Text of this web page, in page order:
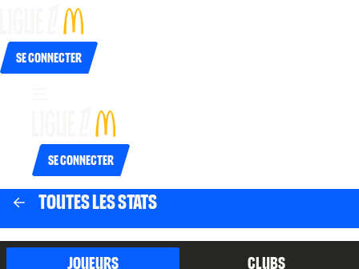
Se connecter
Se connecter
Toutes les stats
Joueurs Clubs